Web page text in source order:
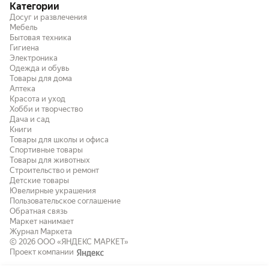
Категории
Досуг и развлечения
Мебель
Бытовая техника
Гигиена
Электроника
Одежда и обувь
Товары для дома
Аптека
Красота и уход
Хобби и творчество
Дача и сад
Книги
Товары для школы и офиса
Спортивные товары
Товары для животных
Строительство и ремонт
Детские товары
Ювелирные украшения
Пользовательское соглашение
Обратная связь
Маркет нанимает
Журнал Маркета
© 2026 ООО «ЯНДЕКС МАРКЕТ»
Проект компании